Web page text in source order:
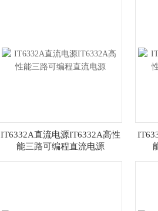
IT6332A直流电源IT6332A高性
能三路可编程直流电源